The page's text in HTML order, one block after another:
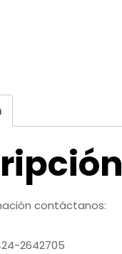
contáctanos:
2642705